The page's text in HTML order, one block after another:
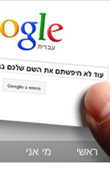
ראשי מי אני